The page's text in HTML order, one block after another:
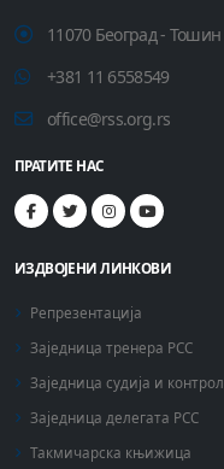
11070 Београд -
+381 11 6558549
office@rss.org.rs
ПРАТИТЕ НАС
ИЗДВОЈЕНИ ЛИНКОВИ
Репрезентација
Заједница тренера РСС
Заједница судија и
Заједница делегата РСС
Такмичарска књижица